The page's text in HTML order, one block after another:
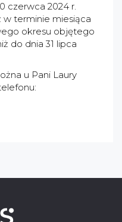
czerwca 2024 r.
w terminie miesiąca
okresu objętego
do dnia 31 lipca
u Pani Laury